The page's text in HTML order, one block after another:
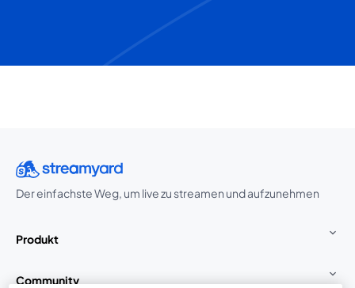
Der einfachste Weg, um live zu streamen und aufzunehmen
Produkt
Community